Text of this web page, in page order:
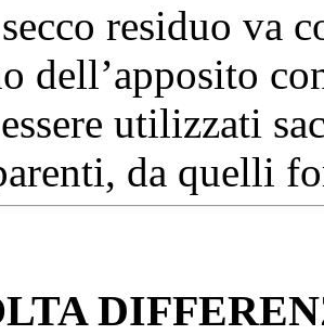
residuo va
dell’apposito
utilizzati
da quelli